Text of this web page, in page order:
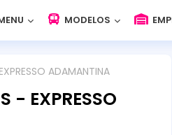
MODELOS
ADAMANTINA
- EXPRESSO